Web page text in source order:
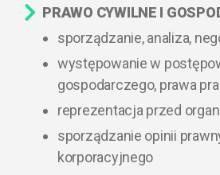
PRAWO CYWILNE I
sporządzanie, analiza,
występowanie w
gospodarczego, prawa
reprezentacja przed
sporządzanie opinii
korporacyjnego